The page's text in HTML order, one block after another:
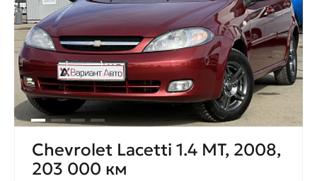
Chevrolet Lacetti 1.4 MT, 2008,
203 000 км